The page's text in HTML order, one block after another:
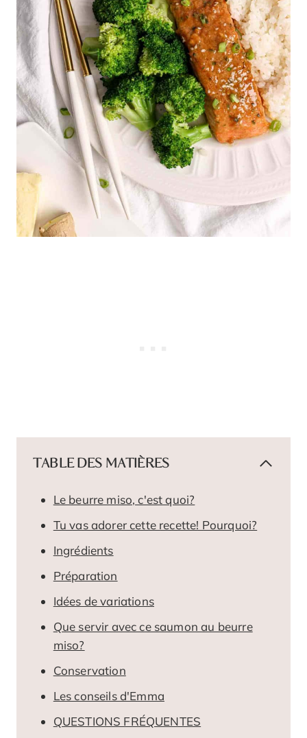
TABLE DES MATIÈRES
Le beurre miso, c'est quoi?
Tu vas adorer cette recette! Pourquoi?
Ingrédients
Préparation
Idées de variations
Que servir avec ce saumon au beurre
miso?
Conservation
Les conseils d'Emma
QUESTIONS FRÉQUENTES